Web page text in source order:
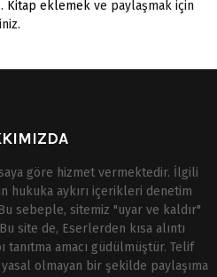
Kitap eklemek ve paylaşmak için
göre hizmet vermektedir. İlgili
hukuka aykırı içerikleri denetim
sebeple, sitemiz "uyar ve kaldır"
site de, Eserlerden kısa alıntı
tanıtma amacı güdülmüştür. Telif
olmayan bir şekilde paylaşıma